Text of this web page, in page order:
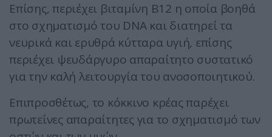
Επίσης, περιέχει βιταμίνη Β12 η οποία βοηθά
στο σχηματισμό του DNA και διατηρεί τα
νευρικά και ερυθρά κύτταρα υγιή, επίσης
περιέχει ψευδάργυρο απαραίτητο συστατικό
για την καλή λειτουργία του ανοσοποιητικού.
Επιπροσθέτως, το κόκκινο κρέας παρέχει
πρωτεΐνες απαραίτητες για το σχηματισμό των